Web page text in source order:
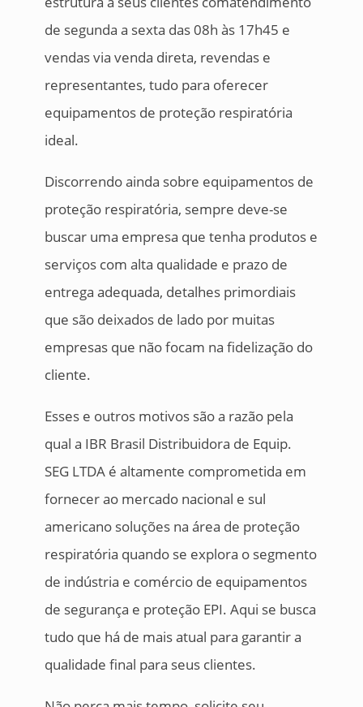
de segunda a sexta das 08h às 17h45 e
vendas via venda direta, revendas e
representantes, tudo para oferecer
equipamentos de proteção respiratória
ideal.
Discorrendo ainda sobre equipamentos de
proteção respiratória, sempre deve-se
buscar uma empresa que tenha produtos e
serviços com alta qualidade e prazo de
entrega adequada, detalhes primordiais
que são deixados de lado por muitas
empresas que não focam na fidelização do
cliente.
Esses e outros motivos são a razão pela
qual a IBR Brasil Distribuidora de Equip.
SEG LTDA é altamente comprometida em
fornecer ao mercado nacional e sul
americano soluções na área de proteção
respiratória quando se explora o segmento
de indústria e comércio de equipamentos
de segurança e proteção EPI. Aqui se busca
tudo que há de mais atual para garantir a
qualidade final para seus clientes.